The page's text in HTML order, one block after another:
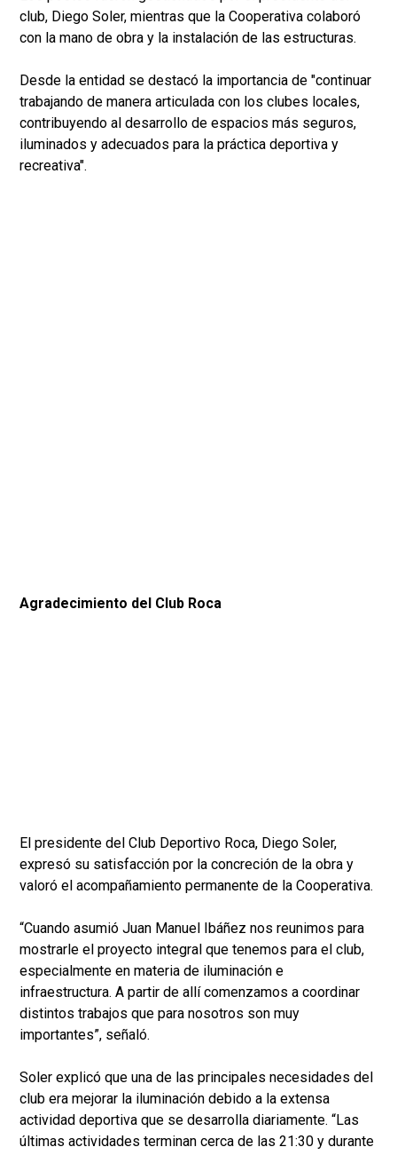
club, Diego Soler, mientras que la Cooperativa colaboró
con la mano de obra y la instalación de las estructuras.
Desde la entidad se destacó la importancia de "continuar
trabajando de manera articulada con los clubes locales,
contribuyendo al desarrollo de espacios más seguros,
iluminados y adecuados para la práctica deportiva y
recreativa".
Agradecimiento del Club Roca
El presidente del Club Deportivo Roca, Diego Soler,
expresó su satisfacción por la concreción de la obra y
valoró el acompañamiento permanente de la Cooperativa.
“Cuando asumió Juan Manuel Ibáñez nos reunimos para
mostrarle el proyecto integral que tenemos para el club,
especialmente en materia de iluminación e
infraestructura. A partir de allí comenzamos a coordinar
distintos trabajos que para nosotros son muy
importantes”, señaló.
Soler explicó que una de las principales necesidades del
club era mejorar la iluminación debido a la extensa
actividad deportiva que se desarrolla diariamente. “Las
últimas actividades terminan cerca de las 21:30 y durante